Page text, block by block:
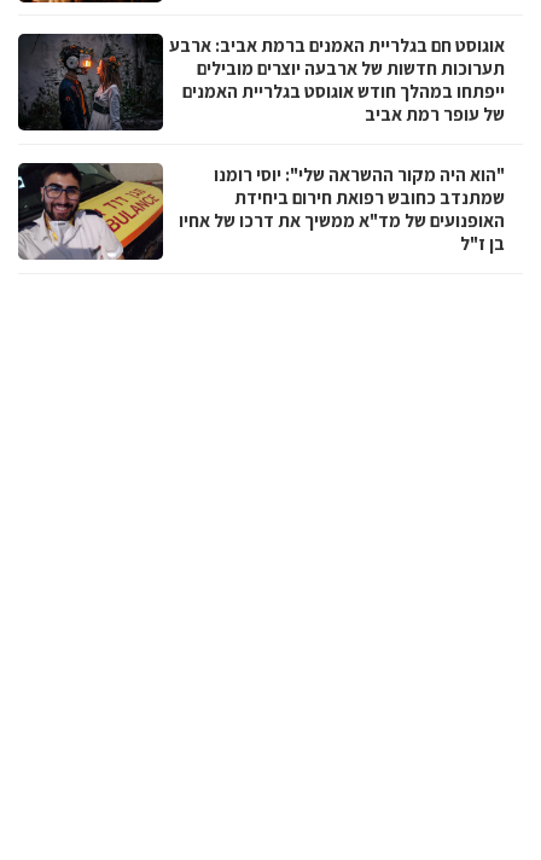
אוגוסט חם בגלריית האמנים ברמת אביב: ארבע
תערוכות חדשות של ארבעה יוצרים מובילים
ייפתחו במהלך חודש אוגוסט בגלריית האמנים
של עופר רמת אביב
"הוא היה מקור ההשראה שלי": יוסי רומנו
שמתנדב כחובש רפואת חירום ביחידת
האופנועים של מד"א ממשיך את דרכו של אחיו
בן ז"ל